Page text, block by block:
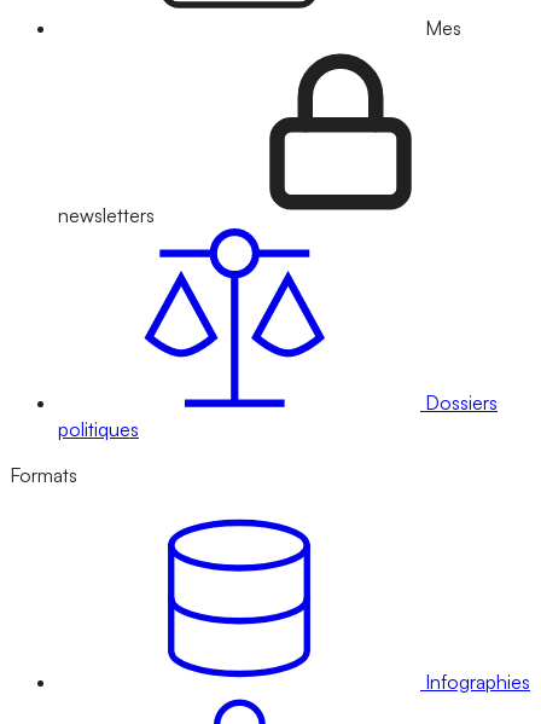
Mes
newsletters
Dossiers
politiques
Formats
Infographies